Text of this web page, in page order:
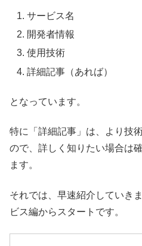
サービス名
開発者情報
使用技術
詳細記事（あれば）
となっています。
特に「詳細記事」は、より技
ので、詳しく知りたい場合は
ます。
それでは、早速紹介していき
ビス編からスタートです。